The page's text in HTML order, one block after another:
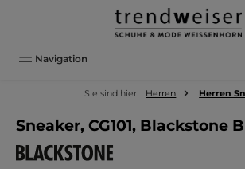
Zum Hauptinhalt springen
Navigation
Sie sind hier: Herren Herren
Sneaker, CG101, Blackstone